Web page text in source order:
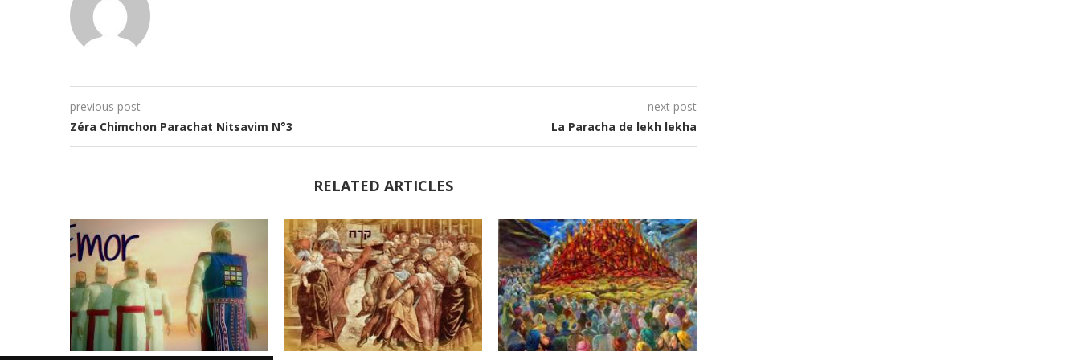
previous post
Zéra Chimchon Parachat Nitsavim N°3
next post
La Paracha de lekh lekha
RELATED ARTICLES